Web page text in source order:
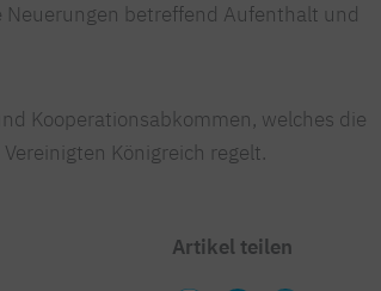
betreffend Aufenthalt und
Kooperationsabkommen, welches die
Königreich regelt.
Artikel teilen